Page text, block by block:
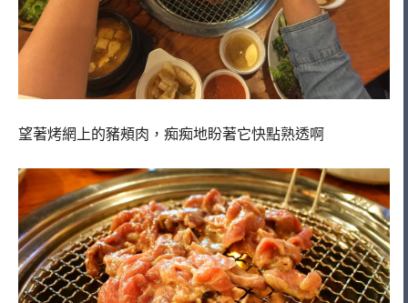
望著烤網上的豬頰肉，痴痴地盼著它快點熟透啊